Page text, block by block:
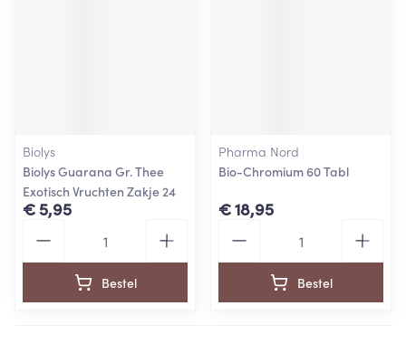
Biolys
Biolys Guarana Gr. Thee
Exotisch Vruchten Zakje 24
€ 5,95
Bestel
Pharma Nord
Bio-Chromium 60 Tabl
€ 18,95
Bestel